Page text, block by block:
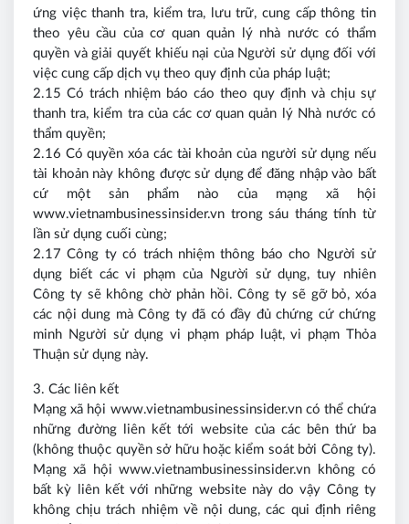
ứng việc thanh tra, kiểm tra, lưu trữ, cung cấp thông tin
theo yêu cầu của cơ quan quản lý nhà nước có thẩm
quyền và giải quyết khiếu nại của Người sử dụng đối với
việc cung cấp dịch vụ theo quy định của pháp luật;
2.15 Có trách nhiệm báo cáo theo quy định và chịu sự
thanh tra, kiểm tra của các cơ quan quản lý Nhà nước có
thẩm quyền;
2.16 Có quyền xóa các tài khoản của người sử dụng nếu
tài khoản này không được sử dụng để đăng nhập vào bất
cứ một sản phẩm nào của mạng xã hội
www.vietnambusinessinsider.vn trong sáu tháng tính từ
lần sử dụng cuối cùng;
2.17 Công ty có trách nhiệm thông báo cho Người sử
dụng biết các vi phạm của Người sử dụng, tuy nhiên
Công ty sẽ không chờ phản hồi. Công ty sẽ gỡ bỏ, xóa
các nội dung mà Công ty đã có đầy đủ chứng cứ chứng
minh Người sử dụng vi phạm pháp luật, vi phạm Thỏa
Thuận sử dụng này.
3. Các liên kết
Mạng xã hội www.vietnambusinessinsider.vn có thể chứa
những đường liên kết tới website của các bên thứ ba
(không thuộc quyền sở hữu hoặc kiểm soát bởi Công ty).
Mạng xã hội www.vietnambusinessinsider.vn không có
bất kỳ liên kết với những website này do vậy Công ty
không chịu trách nhiệm về nội dung, các qui định riêng